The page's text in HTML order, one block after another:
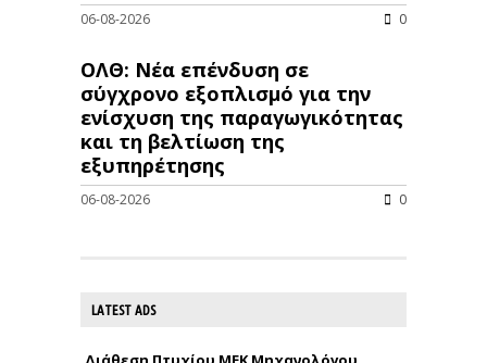
06-08-2026 0
ΟΛΘ: Νέα επένδυση σε
σύγχρονο εξοπλισμό για την
ενίσχυση της παραγωγικότητας
και τη βελτίωση της
εξυπηρέτησης
06-08-2026 0
LATEST ADS